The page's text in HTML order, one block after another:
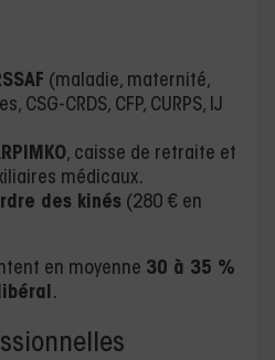
(maladie, maternité,
CRDS, CFP, CURPS, IJ
, caisse de retraite et
médicaux.
des kinés (280 € en
en moyenne 30 à 35 %
.